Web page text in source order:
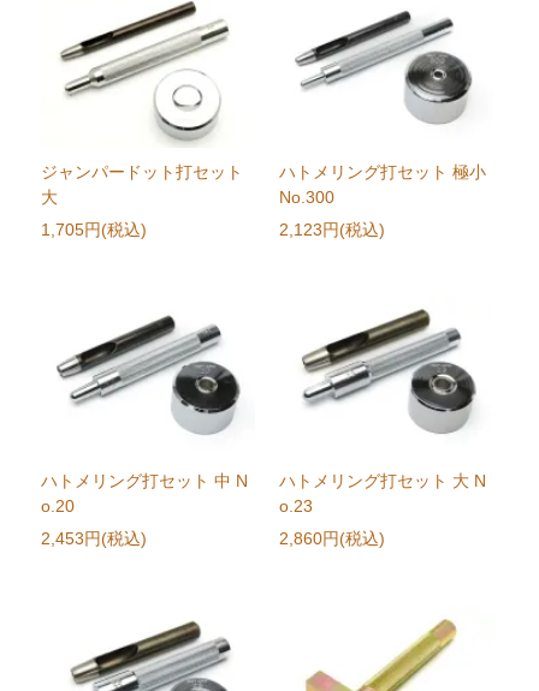
ジャンパードット打セット
大
1,705円(税込)
ハトメリング打セット 極小
No.300
2,123円(税込)
ハトメリング打セット 中 N
o.20
2,453円(税込)
ハトメリング打セット 大 N
o.23
2,860円(税込)